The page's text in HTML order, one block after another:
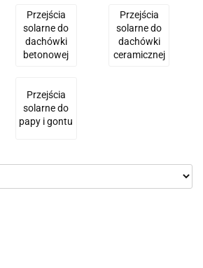
Przejścia
solarne do
dachówki
betonowej
Przejścia
solarne do
dachówki
ceramicznej
Przejścia
solarne do
papy i gontu